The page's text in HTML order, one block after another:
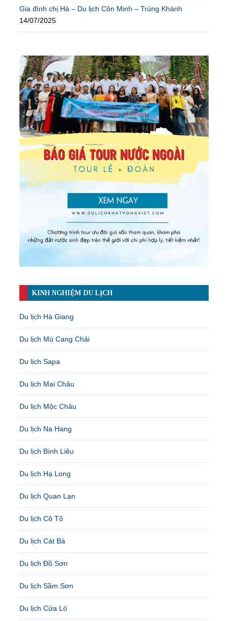
Gia đình chị Hà – Du lịch Côn Minh – Trùng Khánh
14/07/2025
KINH NGHIỆM DU LỊCH
Du lịch Hà Giang
Du lịch Mù Cang Chải
Du lịch Sapa
Du lịch Mai Châu
Du lịch Mộc Châu
Du lịch Na Hang
Du lịch Bình Liêu
Du lịch Hạ Long
Du lịch Quan Lạn
Du lịch Cô Tô
Du lịch Cát Bà
Du lịch Đồ Sơn
Du lịch Sầm Sơn
Du lịch Cửa Lò